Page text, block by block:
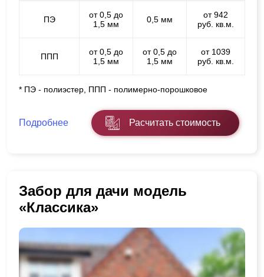
ПЭ
от 0,5 до
1,5 мм
0,5 мм
от 942
руб. кв.м.
ППП
от 0,5 до
1,5 мм
от 0,5 до
1,5 мм
от 1039
руб. кв.м.
* ПЭ - полиэстер, ППП - полимерно-порошковое
Подробнее Расчитать стоимость
Забор для дачи модель
«Классика»